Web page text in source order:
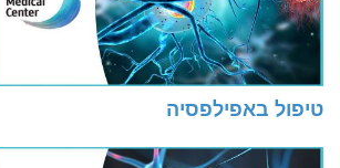
טיפול באפילפסיה